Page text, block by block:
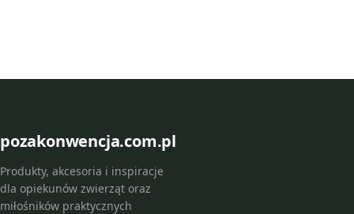
pozakonwencja.com.pl
Produkty, akcesoria i inspiracje
dla opiekunów zwierząt oraz
miłośników praktycznych